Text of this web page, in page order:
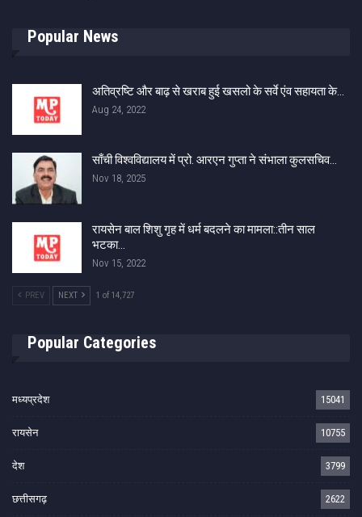
Popular News
अतिव्रष्टि और बाढ़ से खराब हुई खसलो के सर्वे एंव सहायता के…
Aug 24, 2022
साँची विश्वविद्यालय में प्रो. आरएन गुप्ता ने संभाला कुलसचिव…
Nov 18, 2025
रायसेन बाल शिशु गृह में धर्म बदलने का मामला::तीन साल
भटका…
Nov 15, 2022
PREV NEXT 1 of 14,727
Popular Categories
मध्यप्रदेश 15041
रायसेन 10755
देश 3799
छत्तीसगढ़ 2622